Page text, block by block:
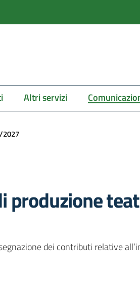
Altri servizi
2027
produzione
dei contributi relative